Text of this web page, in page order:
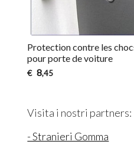
Protection contre les
pour porte de voiture
€ 8,45
Visita i nostri partners:
- Stranieri Gomma